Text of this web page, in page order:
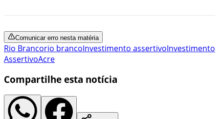
Comunicar erro nesta matéria
Rio Brancorio brancoInvestimento assertivoInvestimento
AssertivoAcre
Compartilhe esta notícia